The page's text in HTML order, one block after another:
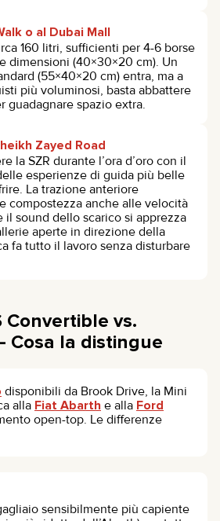
o al Dubai Mall
160 litri, sufficienti per 4-6 borse
dimensioni (40×30×20 cm). Un
(55×40×20 cm) entra, ma a
più voluminosi, basta abbattere
guadagnare spazio extra.
Zayed Road
la SZR durante l’ora d’oro con il
esperienze di guida più belle
La trazione anteriore
compostezza anche alle velocità
il sound dello scarico si apprezza
aperte in direzione della
fa tutto il lavoro senza disturbare
Convertible vs.
Cosa la distingue
disponibili da Brook Drive, la Mini
alla Fiat Abarth e alla Ford
open-top. Le differenze
sensibilmente più capiente